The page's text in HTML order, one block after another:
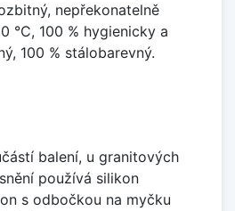
nepřekonatelně
°C, 100 % hygienicky a
100 % stálobarevný.
balení, u granitových
používá silikon
s odbočkou na myčku